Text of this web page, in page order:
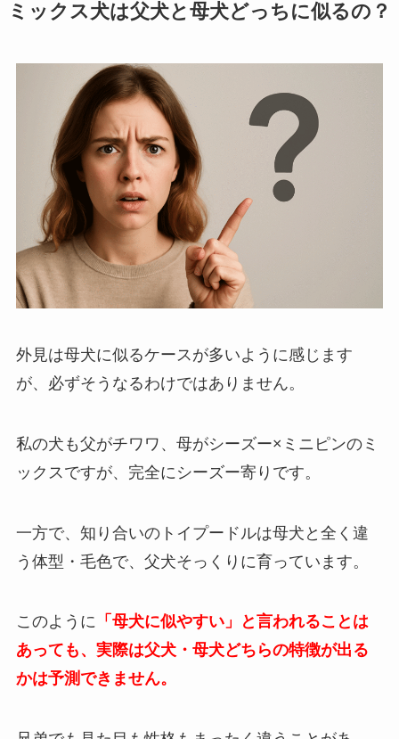
ミックス犬は父犬と母犬どっちに似るの？
外見は母犬に似るケースが多いように感じます
が、必ずそうなるわけではありません。
私の犬も父がチワワ、母がシーズー×ミニピンのミ
ックスですが、完全にシーズー寄りです。
一方で、知り合いのトイプードルは母犬と全く違
う体型・毛色で、父犬そっくりに育っています。
このように 「母犬に似やすい」と言われることは
あっても、実際は父犬・母犬どちらの特徴が出る
かは予測できません。